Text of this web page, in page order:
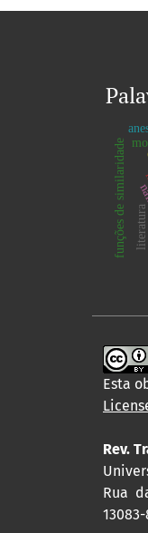
funções de similaridade literatura
Esta
Rev.
Rua